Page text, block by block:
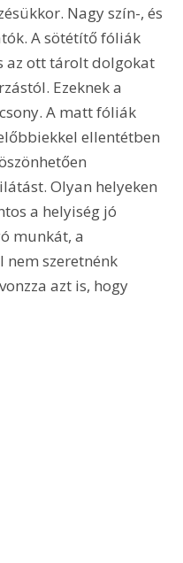
Nagy szín-, és
A sötétítő fóliák
az ott tárolt dolgokat
Ezeknek a
A matt fóliák
ellentétben
Olyan helyeken
a helyiség jó
munkát, a
szeretnénk
azt is, hogy